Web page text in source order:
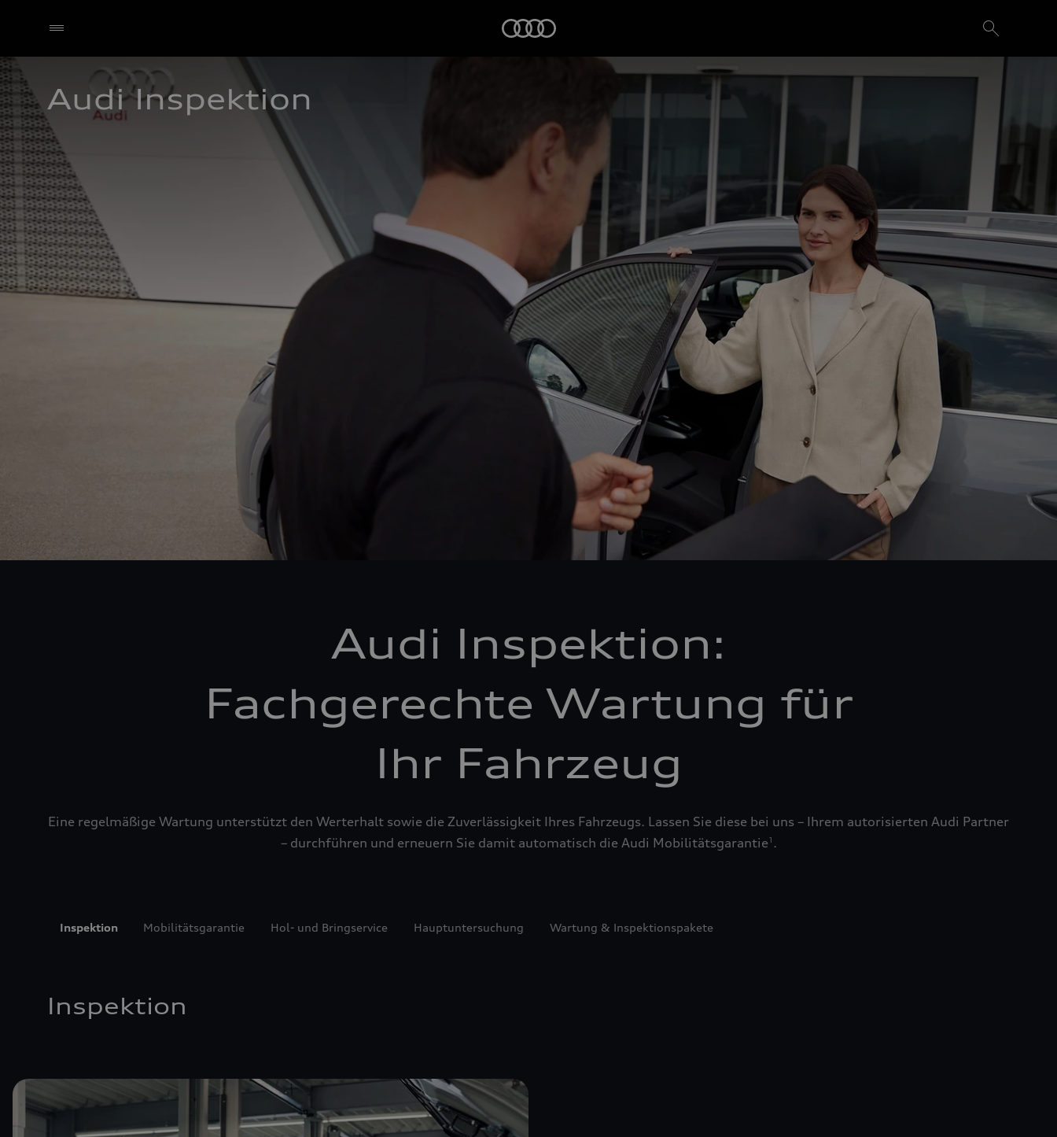
Audi Inspektion
Audi Inspektion:
Fachgerechte Wartung für
Ihr Fahrzeug
Eine regelmäßige Wartung unterstützt den Werterhalt sowie die Zuverlässigkeit Ihres Fahrzeugs. Lassen Sie diese bei uns – Ihrem autorisierten Audi Partner
– durchführen und erneuern Sie damit automatisch die Audi Mobilitätsgarantie1 .
Inspektion Mobilitätsgarantie Hol- und Bringservice Hauptuntersuchung Wartung & Inspektionspakete
Inspektion